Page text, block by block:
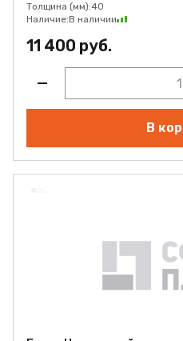
Толщина (мм):40
Наличие:В наличии
11 400 руб.
В